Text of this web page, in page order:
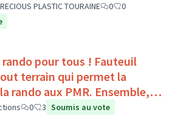
PLASTIC TOURAINE 0
0
pour tous ! Fauteuil
qui permet la
rando aux PMR. Ensemble,
:)
0 3 Soumis au vote